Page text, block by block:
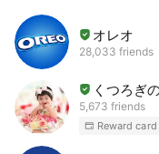
オレオ
28,033 friends
くつろぎ
5,673 friends
Reward card